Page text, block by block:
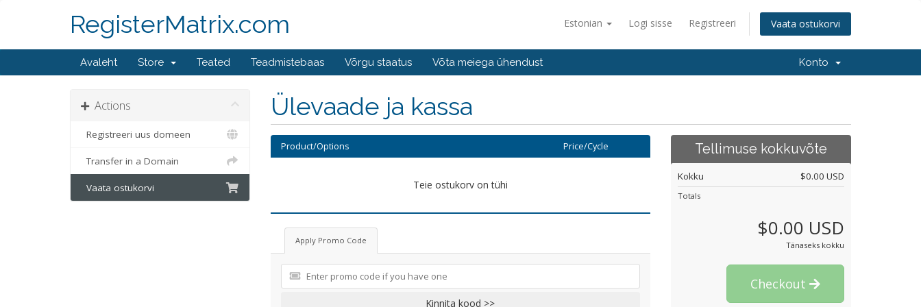
Estonian Logi sisse Registreeri Vaata ostukorvi
RegisterMatrix.com
Avaleht Store Teated Teadmistebaas Võrgu staatus Võta meiega ühendust Konto
Ülevaade ja kassa
Actions
Registreeri uus domeen
Transfer in a Domain
Vaata ostukorvi
Product/Options Price/Cycle
Teie ostukorv on tühi
Apply Promo Code
Kinnita kood >>
Tellimuse kokkuvõte
Kokku $0.00 USD
Totals
$0.00 USD
Tänaseks kokku
Checkout